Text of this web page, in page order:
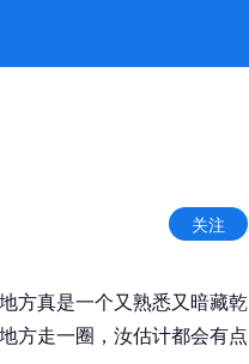
关注
方真是一个又熟悉又暗藏乾
方走一圈，汝估计都会有点